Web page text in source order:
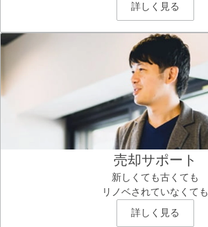
詳しく見る
売却サポート
新しくても古くても
リノベされていなくても
詳しく見る